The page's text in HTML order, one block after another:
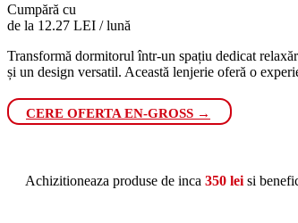
Cumpără cu
de la 12.27 LEI / lună
Transformă dormitorul într-un spațiu dedicat
și un design versatil. Această lenjerie oferă o
CERE OFERTA EN-GROSS →
Achizitioneaza produse de inca 350 lei si